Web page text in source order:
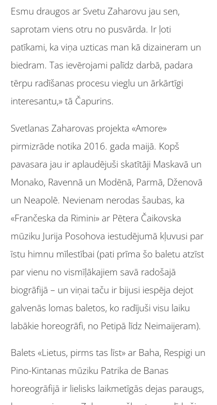
Esmu draugos ar Svetu Zaharovu jau sen,
saprotam viens otru no pusvārda. Ir ļoti
patīkami, ka viņa uzticas man kā dizaineram un
biedram. Tas ievērojami palīdz darbā, padara
tērpu radīšanas procesu vieglu un ārkārtīgi
interesantu,» tā Čapurins.
Svetlanas Zaharovas projekta «Amore»
pirmizrāde notika 2016. gada maijā. Kopš
pavasara jau ir aplaudējuši skatītāji Maskavā un
Monako, Ravennā un Modēnā, Parmā, Dženovā
un Neapolē. Nevienam nerodas šaubas, ka
«Frančeska da Rimini» ar Pētera Čaikovska
mūziku Jurija Posohova iestudējumā kļuvusi par
īstu himnu mīlestībai (pati prīma šo baletu atzīst
par vienu no vismīļākajiem savā radošajā
biogrāfijā – un viņai taču ir bijusi iespēja dejot
galvenās lomas baletos, ko radījuši visu laiku
labākie horeogrāfi, no Petipā līdz Neimaijeram).
Balets «Lietus, pirms tas līst» ar Baha, Respigi un
Pino-Kintanas mūziku Patrika de Banas
horeogrāfijā ir lielisks laikmetīgās dejas paraugs,